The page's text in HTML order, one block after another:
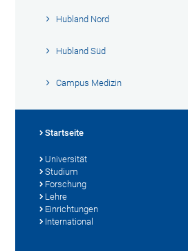
Hubland Nord
Hubland Süd
Campus Medizin
Startseite
Universität
Studium
Forschung
Lehre
Einrichtungen
International